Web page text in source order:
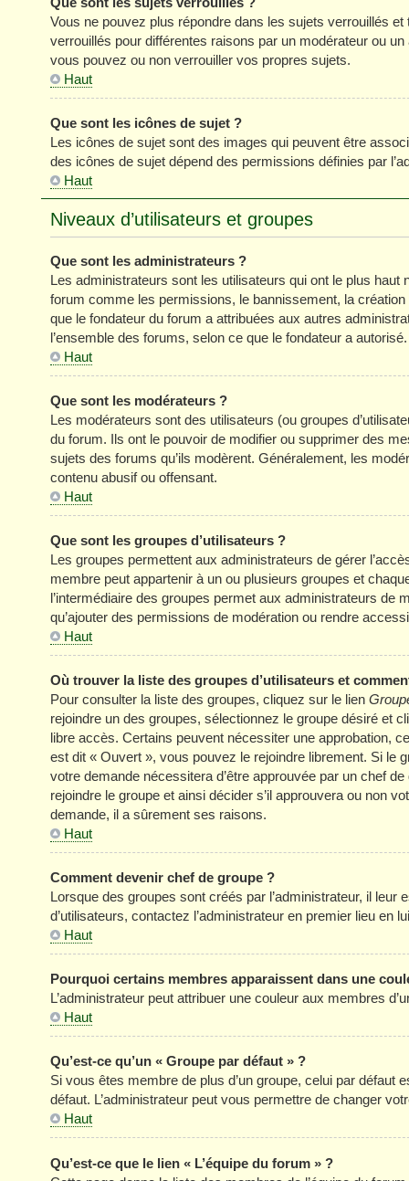
Vous ne pouvez plus répondre dans les sujets verrouillés
verrouillés pour différentes raisons par un modérateur ou
vous pouvez ou non verrouiller vos propres sujets.
Haut
Que sont les icônes de sujet ?
Les icônes de sujet sont des images qui peuvent être
des icônes de sujet dépend des permissions définies par
Haut
Niveaux d’utilisateurs et groupes
Que sont les administrateurs ?
Les administrateurs sont les utilisateurs qui ont le plus
forum comme les permissions, le bannissement, la
que le fondateur du forum a attribuées aux autres
l’ensemble des forums, selon ce que le fondateur a autorisé.
Haut
Que sont les modérateurs ?
Les modérateurs sont des utilisateurs (ou groupes
du forum. Ils ont le pouvoir de modifier ou supprimer des
sujets des forums qu’ils modèrent. Généralement, les
contenu abusif ou offensant.
Haut
Que sont les groupes d’utilisateurs ?
Les groupes permettent aux administrateurs de gérer
membre peut appartenir à un ou plusieurs groupes et
l’intermédiaire des groupes permet aux administrateurs
qu’ajouter des permissions de modération ou rendre
Haut
Où trouver la liste des groupes d’utilisateurs et
Pour consulter la liste des groupes, cliquez sur le lien
rejoindre un des groupes, sélectionnez le groupe désiré et
libre accès. Certains peuvent nécessiter une approbation,
est dit « Ouvert », vous pouvez le rejoindre librement. Si le
votre demande nécessitera d’être approuvée par un chef
rejoindre le groupe et ainsi décider s’il approuvera ou non
demande, il a sûrement ses raisons.
Haut
Comment devenir chef de groupe ?
Lorsque des groupes sont créés par l’administrateur, il
d’utilisateurs, contactez l’administrateur en premier lieu en
Haut
Pourquoi certains membres apparaissent dans une
L’administrateur peut attribuer une couleur aux membres
Haut
Qu’est-ce qu’un « Groupe par défaut » ?
Si vous êtes membre de plus d’un groupe, celui par défaut
défaut. L’administrateur peut vous permettre de changer
Haut
Qu’est-ce que le lien « L’équipe du forum » ?